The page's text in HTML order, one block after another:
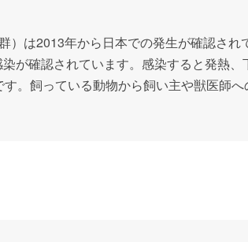
）は2013年から日本での発生が確認さ
が確認されています。感染すると発熱
。飼っている動物から飼い主や獣医師